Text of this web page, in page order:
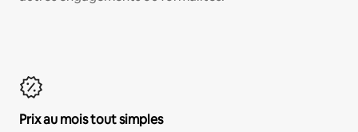
Prix au mois tout simples